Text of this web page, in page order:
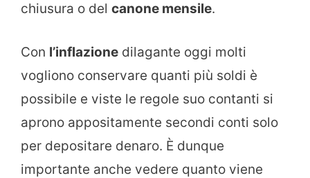
chiusura o del canone mensile.
Con l’inflazione dilagante oggi molti
vogliono conservare quanti più soldi è
possibile e viste le regole suo contanti si
aprono appositamente secondi conti solo
per depositare denaro. È dunque
importante anche vedere quanto viene